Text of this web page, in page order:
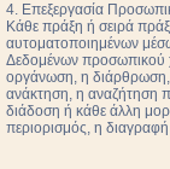
4. Επεξεργασία
Κάθε πράξη ή σειρά
αυτοματοποιημένων
Δεδομένων προσωπικού
οργάνωση, η
ανάκτηση, η αναζήτηση
διάδοση ή κάθε άλλη
περιορισμός, η